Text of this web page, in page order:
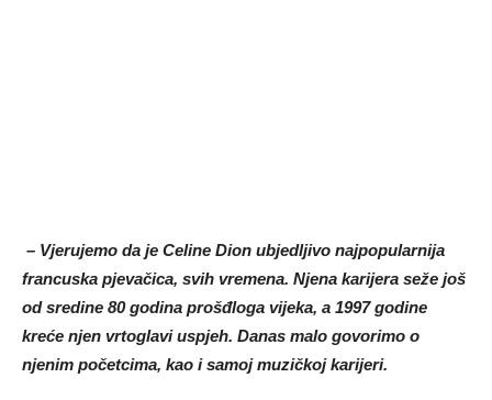
– Vjerujemo da je Celine Dion ubjedljivo najpopularnija
francuska pjevačica, svih vremena. Njena karijera seže još
od sredine 80 godina prošđloga vijeka, a 1997 godine
kreće njen vrtoglavi uspjeh. Danas malo govorimo o
njenim početcima, kao i samoj muzičkoj karijeri.